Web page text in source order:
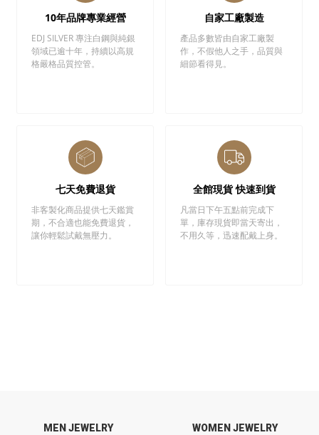
10年品牌專業經營
EDJ SILVER 專注白鋼與純銀
領域已逾十年，持續以高規
格嚴格品質控管。
自家工廠製造
產品多數皆由自家工廠製
作，不假他人之手，品質與
細節看得見。
七天免費退貨
非客製化商品提供七天鑑賞
期，不合適也能免費退貨，
讓你輕鬆試戴無壓力。
全館現貨 快速到貨
凡當日下午五點前完成下
單，庫存現貨即當天寄出，
不用久等，迅速配戴上身。
MEN JEWELRY WOMEN JEWELRY